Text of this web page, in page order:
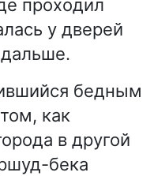
проходил
у дверей
бедным
как
в другой
бека